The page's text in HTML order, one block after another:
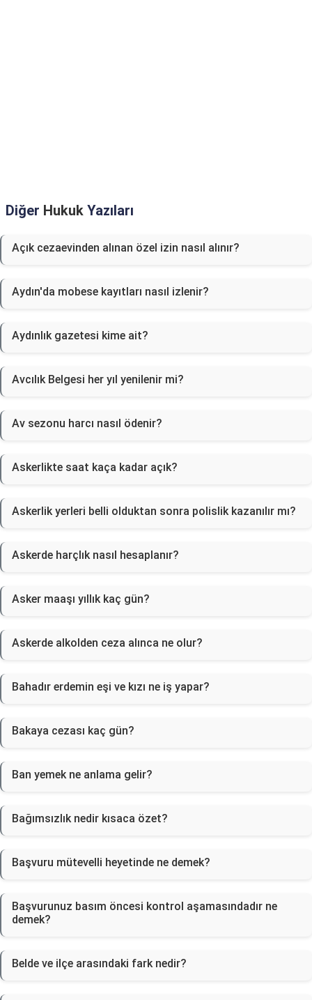
Diğer Hukuk Yazıları
Açık cezaevinden alınan özel izin nasıl alınır?
Aydın'da mobese kayıtları nasıl izlenir?
Aydınlık gazetesi kime ait?
Avcılık Belgesi her yıl yenilenir mi?
Av sezonu harcı nasıl ödenir?
Askerlikte saat kaça kadar açık?
Askerlik yerleri belli olduktan sonra polislik kazanılır mı?
Askerde harçlık nasıl hesaplanır?
Asker maaşı yıllık kaç gün?
Askerde alkolden ceza alınca ne olur?
Bahadır erdemin eşi ve kızı ne iş yapar?
Bakaya cezası kaç gün?
Ban yemek ne anlama gelir?
Bağımsızlık nedir kısaca özet?
Başvuru mütevelli heyetinde ne demek?
Başvurunuz basım öncesi kontrol aşamasındadır ne
demek?
Belde ve ilçe arasındaki fark nedir?